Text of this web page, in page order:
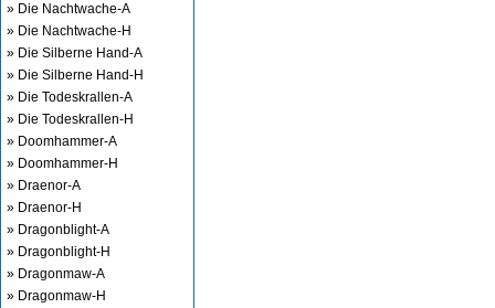
» Die Nachtwache-A
» Die Nachtwache-H
» Die Silberne Hand-A
» Die Silberne Hand-H
» Die Todeskrallen-A
» Die Todeskrallen-H
» Doomhammer-A
» Doomhammer-H
» Draenor-A
» Draenor-H
» Dragonblight-A
» Dragonblight-H
» Dragonmaw-A
» Dragonmaw-H